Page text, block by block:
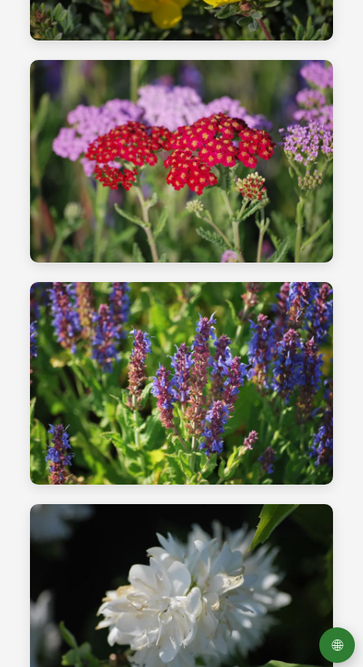
الشتلات - الصورة 25
العمل الشتوي
الشتلات - الصورة 26
مراقبة الجودة
الشتلات - الصورة 27
تغليف المنتج
🌐
LV
PL
RU